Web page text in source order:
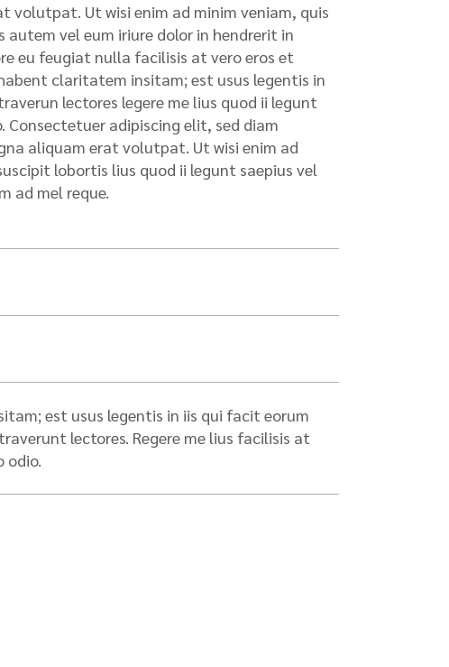
Ut wisi enim ad minim veniam, quis
vel eum iriure dolor in hendrerit in
eu feugiat nulla facilisis at vero eros et
claritatem insitam; est usus legentis in
lectores legere me lius quod ii legunt
adipiscing elit, sed diam
aliquam erat volutpat. Ut wisi enim ad
lobortis lius quod ii legunt saepius vel
ad mel reque.
est usus legentis in iis qui facit eorum
lectores. Regere me lius facilisis at
odio.